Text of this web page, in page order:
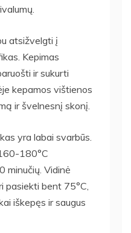
atsižvelgti į
Kepimas
ir sukurti
kepamos vištienos
ir švelnesnį skonį.
yra labai svarbūs.
180°C
minučių. Vidinė
pasiekti bent 75°C,
iškepęs ir saugus